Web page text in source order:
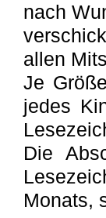
nach
allen
Je
jedes
Die
Monats,